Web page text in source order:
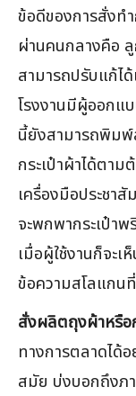
ข้อดีของการสั่งท
ผ่านคนกลางคือ ลู
สามารถปรับแก้ไ
โรงงานมีผู้ออกแ
นี้ยังสามารถพิมพ์
กระเป๋าผ้าได้ตาม
เครื่องมือประชา
จะพกพากระเป๋า
เมื่อผู้ใช้งานก็จะ
ข้อความสโลแกน
สั่งผลิตถุงผ้าหรือ
ทางการตลาดได้
สมัย บ่งบอกถึงภ